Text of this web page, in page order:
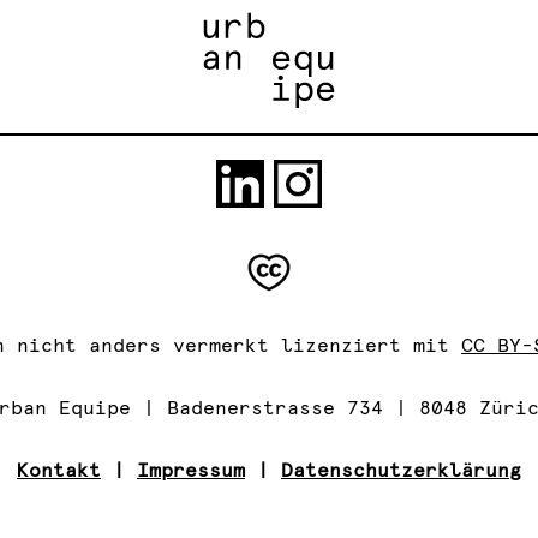
nicht anders vermerkt lizenziert mit CC
Equipe | Badenerstrasse 734 | 8048
Kontakt Impressum Datenschutzerklärung